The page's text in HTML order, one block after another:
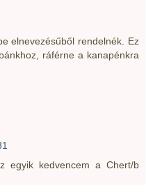
elnevezésűből rendelnék. Ez
ráférne a kanapénkra
egyik kedvencem a Chert/b